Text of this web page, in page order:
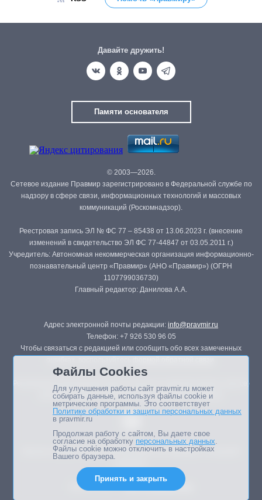
Давайте дружить!
Памяти основателя
© 2003—2026.
Сетевое издание Правмир зарегистрировано в Федеральной службе по
надзору в сфере связи, информационных технологий и массовых
коммуникаций (Роскомнадзор).
Реестровая запись ЭЛ № ФС 77 – 85438 от 13.06.2023 г. (внесение
изменений в свидетельство ЭЛ ФС 77-44847 от 03.05.2011 г.)
Учредитель: Автономная некоммерческая организация информационно-
познавательный центр «Правмир» (АНО «Правмир») (ОГРН
1107799036730)
Главный редактор: Данилова А.А.
Адрес электронной почты редакции: info@pravmir.ru
Телефон: +7 926 530 96 05
Чтобы связаться с редакцией или сообщить обо всех замеченных
Републикация материалов сайта в печатных изданиях (книгах, прессе)
возможна только с письменного разрешения редакции.
Мнение авторов статей портала может не совпадать с позицией
Дизайн сайта -
Файлы Cookies
Для улучшения работы сайт pravmir.ru может
собирать данные, используя файлы cookie и
метрические программы. Это соответствует
Политике обработки и защиты персональных данных
в pravmir.ru
Продолжая работу с сайтом, Вы даете свое
согласие на обработку персональных данных.
Файлы cookie можно отключить в настройках
Вашего браузера.
Принять и закрыть